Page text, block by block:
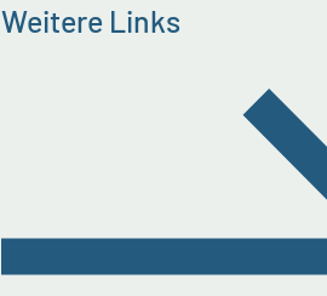
Weitere Links